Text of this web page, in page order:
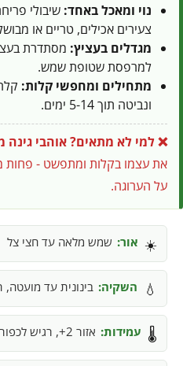
נוי ומאכל באחד: שיבולי
צעירים אכילים, טריים או
מגדלים בעציץ:
למרפסת שטופת שמש.
מתחילים ומחפשי קלות:
ונביטה תוך 5-14 ימים.
❌ למי לא מתאים?אוהבי גינה
את עצמו בקלות ומתפשט - פחות
על הערוגה.
☀️ אור: שמש מלאה עד חצי צל
💧 השקיה: בינונית עד מועטה,
🌡️ עמידות: אזור 2+, רגיש לכפור